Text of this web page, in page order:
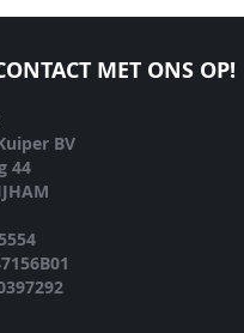
MET ONS OP!
BV
44